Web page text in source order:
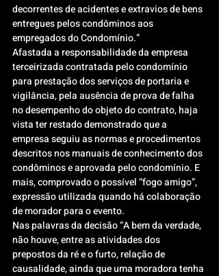
decorrentes de acidentes e extravios de bens
entregues pelos condôminos aos
empregados do Condomínio.”
Afastada a responsabilidade da empresa
terceirizada contratada pelo condomínio
para prestação dos serviços de portaria e
vigilância, pela ausência de prova de falha
no desempenho do objeto do contrato, haja
vista ter restado demonstrado que a
empresa seguiu as normas e procedimentos
descritos nos manuais de conhecimento dos
condôminos e aprovada pelo condomínio. E
mais, comprovado o possível “fogo amigo”,
expressão utilizada quando há colaboração
de morador para o evento.
Nas palavras da decisão “A bem da verdade,
não houve, entre as atividades dos
prepostos da ré e o furto, relação de
causalidade, ainda que uma moradora tenha